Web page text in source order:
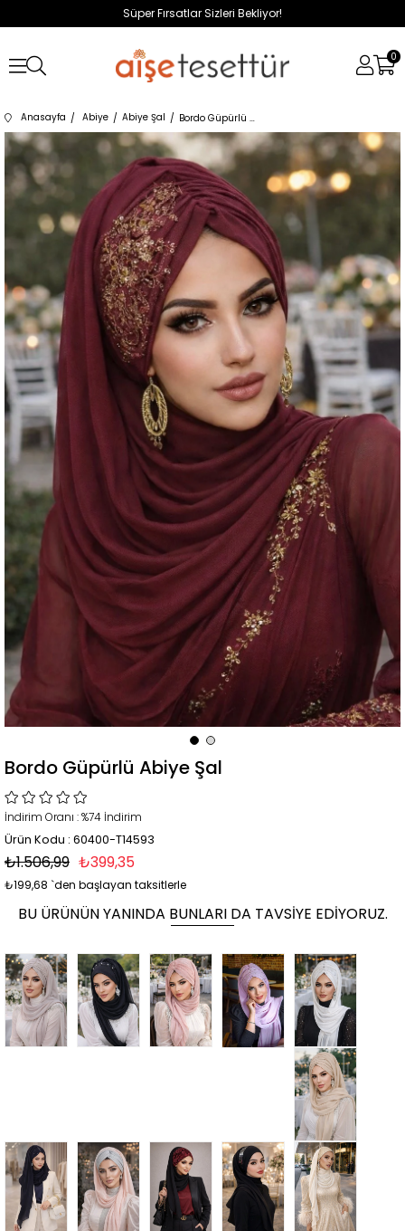
Süper Fırsatlar Sizleri Bekliyor!
0
Anasayfa Abiye Abiye Şal Bordo Güpürlü Abiye Şal
Bordo Güpürlü Abiye Şal
İndirim Oranı :%74 İndirim
Ürün Kodu : 60400-T14593
₺1.506,99 ₺399,35
₺199,68 `den başlayan taksitlerle
BU ÜRÜNÜN YANINDA BUNLARI DA TAVSIYE EDIYORUZ.